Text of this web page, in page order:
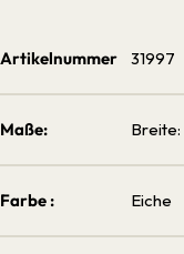
Artikelnummer 31997
Maße:
Farbe : Eiche